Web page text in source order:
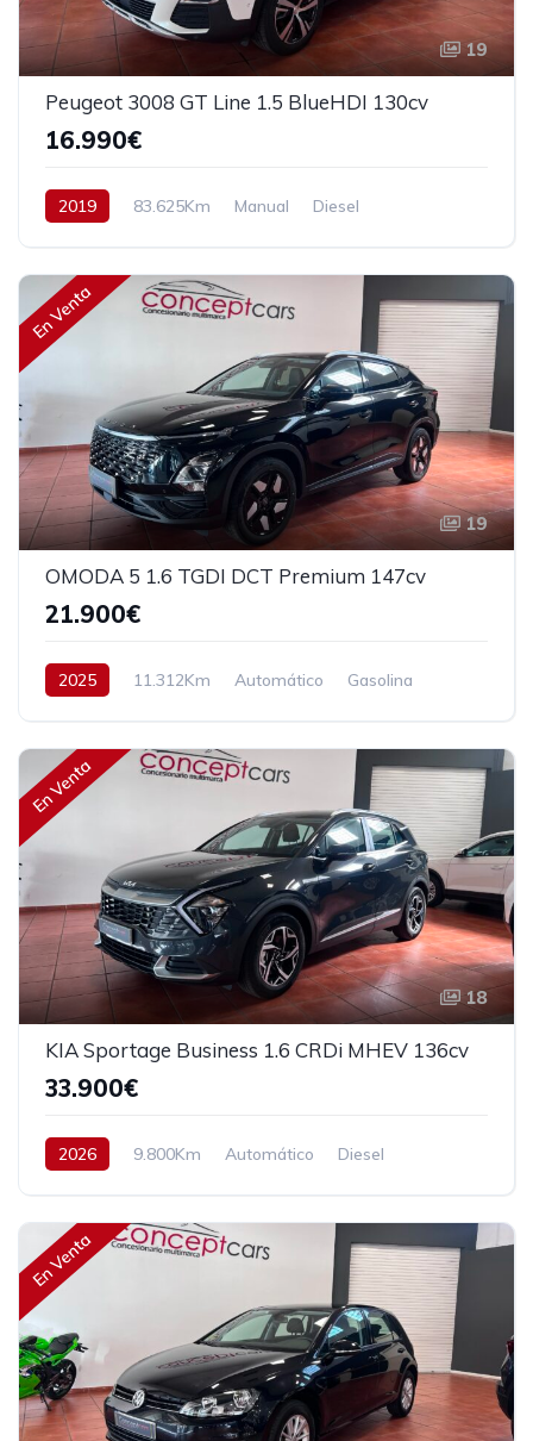
19
Peugeot 3008 GT Line 1.5 BlueHDI 130cv
16.990€
2019 83.625Km Manual
Diesel
En Venta
19
OMODA 5 1.6 TGDI DCT Premium 147cv
21.900€
2025 11.312Km Automático
Gasolina
En Venta
18
KIA Sportage Business 1.6 CRDi MHEV 136cv
33.900€
2026 9.800Km Automático
Diesel
En Venta